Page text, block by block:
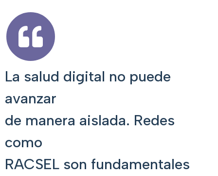
La salud digital no puede
avanzar
de manera aislada. Redes
como
RACSEL son fundamentales